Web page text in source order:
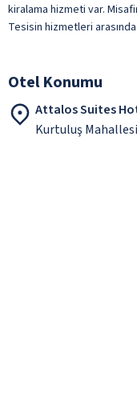
kiralama hizmeti var.
Tesisin hizmetleri
Otel Konumu
Attalos Suites
Kurtuluş